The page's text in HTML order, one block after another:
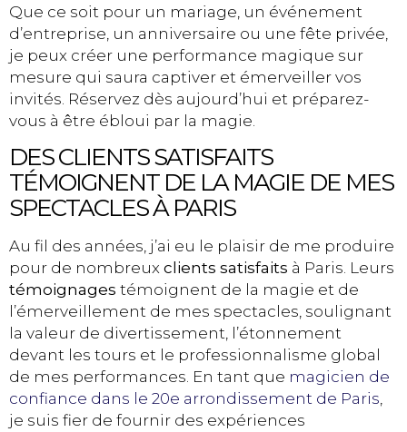
Que ce soit pour un mariage, un événement
d’entreprise, un anniversaire ou une fête privée,
je peux créer une performance magique sur
mesure qui saura captiver et émerveiller vos
invités. Réservez dès aujourd’hui et préparez-
vous à être ébloui par la magie.
DES CLIENTS SATISFAITS
TÉMOIGNENT DE LA MAGIE DE MES
SPECTACLES À PARIS
Au fil des années, j’ai eu le plaisir de me produire
pour de nombreux clients satisfaits à Paris. Leurs
témoignages témoignent de la magie et de
l’émerveillement de mes spectacles, soulignant
la valeur de divertissement, l’étonnement
devant les tours et le professionnalisme global
de mes performances. En tant que magicien de
confiance dans le 20e arrondissement de Paris,
je suis fier de fournir des expériences